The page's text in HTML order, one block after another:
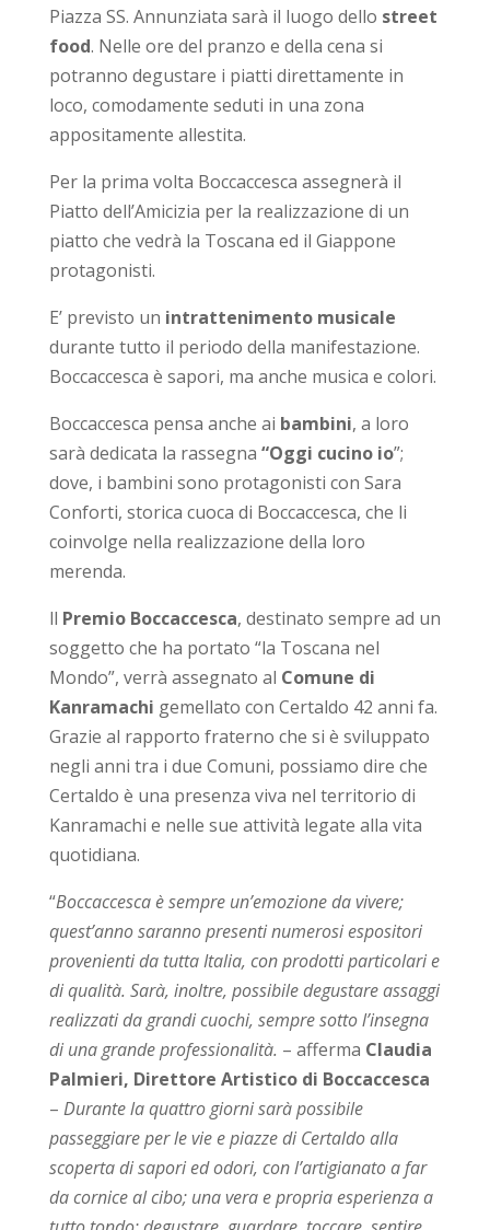
Piazza SS. Annunziata sarà il luogo dello street
food. Nelle ore del pranzo e della cena si
potranno degustare i piatti direttamente in
loco, comodamente seduti in una zona
appositamente allestita.
Per la prima volta Boccaccesca assegnerà il
Piatto dell’Amicizia per la realizzazione di un
piatto che vedrà la Toscana ed il Giappone
protagonisti.
E’ previsto un intrattenimento musicale
durante tutto il periodo della manifestazione.
Boccaccesca è sapori, ma anche musica e colori.
Boccaccesca pensa anche ai bambini, a loro
sarà dedicata la rassegna “Oggi cucino io”;
dove, i bambini sono protagonisti con Sara
Conforti, storica cuoca di Boccaccesca, che li
coinvolge nella realizzazione della loro
merenda.
ll Premio Boccaccesca, destinato sempre ad un
soggetto che ha portato “la Toscana nel
Mondo”, verrà assegnato al Comune di
Kanramachi gemellato con Certaldo 42 anni fa.
Grazie al rapporto fraterno che si è sviluppato
negli anni tra i due Comuni, possiamo dire che
Certaldo è una presenza viva nel territorio di
Kanramachi e nelle sue attività legate alla vita
quotidiana.
“Boccaccesca è sempre un’emozione da vivere;
quest’anno saranno presenti numerosi espositori
provenienti da tutta Italia, con prodotti particolari e
di qualità. Sarà, inoltre, possibile degustare assaggi
realizzati da grandi cuochi, sempre sotto l’insegna
di una grande professionalità. – afferma Claudia
Palmieri, Direttore Artistico di Boccaccesca
– Durante la quattro giorni sarà possibile
passeggiare per le vie e piazze di Certaldo alla
scoperta di sapori ed odori, con l’artigianato a far
da cornice al cibo; una vera e propria esperienza a